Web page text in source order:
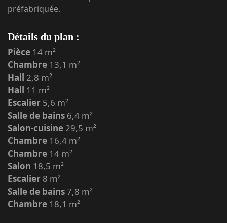
préfabriquée.
Détails du plan :
Pièce 14 m²
Chambre 13,1 m²
Hall 2,8 m²
Hall 11 m²
Escalier 5,6 m²
Salle de bains 6,4 m²
Salon-cuisine 29,5 m²
Chambre 16,4 m²
Chambre 14 m²
Salon 18,5 m²
Escalier 8 m²
Salle de bains7,8 m²
Chambre 18,1 m²